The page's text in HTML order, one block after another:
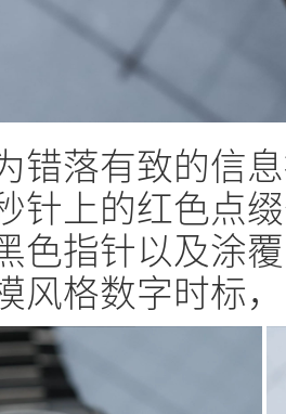
错落有致的信
针上的红色点
色指针以及涂
风格数字时标